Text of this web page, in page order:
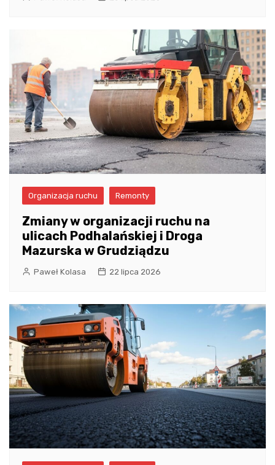
Organizacja ruchu Remonty
Zmiany w organizacji ruchu na
ulicach Podhalańskiej i Droga
Mazurska w Grudziądzu
Paweł Kolasa 22 lipca 2026